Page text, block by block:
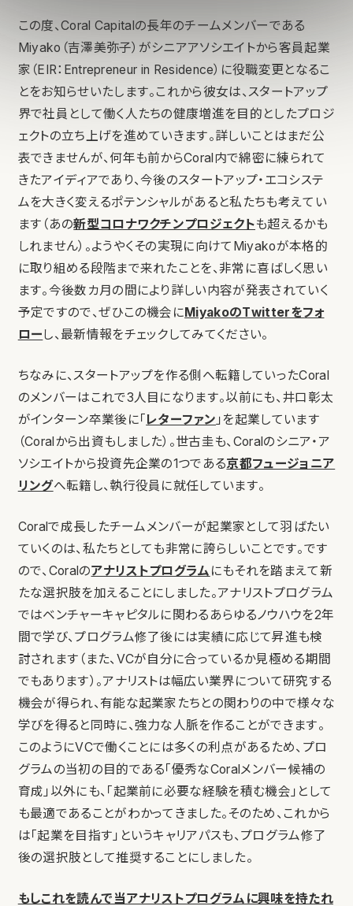
この度、Coral Capitalの長年のチームメンバーである
Miyako（吉澤美弥子）がシニアアソシエイトから客員起業
家（EIR：Entrepreneur in Residence）に役職変更となるこ
とをお知らせいたします。これから彼女は、スタートアップ
界で社員として働く人たちの健康増進を目的としたプロジ
ェクトの立ち上げを進めていきます。詳しいことはまだ公
表できませんが、何年も前からCoral内で綿密に練られて
きたアイディアであり、今後のスタートアップ・エコシステ
ムを大きく変えるポテンシャルがあると私たちも考えてい
ます（あの新型コロナワクチンプロジェクトも超えるかも
しれません）。ようやくその実現に向けてMiyakoが本格的
に取り組める段階まで来れたことを、非常に喜ばしく思い
ます。今後数カ月の間により詳しい内容が発表されていく
予定ですので、ぜひこの機会にMiyakoのTwitterをフォ
ローし、最新情報をチェックしてみてください。
ちなみに、スタートアップを作る側へ転籍していったCoral
のメンバーはこれで3人目になります。以前にも、井口彰太
がインターン卒業後に「レターファン 」を起業しています
（Coralから出資もしました）。世古圭も、Coralのシニア・ア
ソシエイトから投資先企業の1つである京都フュージョニア
リングへ転籍し、執行役員に就任しています。
Coralで成長したチームメンバーが起業家として羽ばたい
ていくのは、私たちとしても非常に誇らしいことです。です
ので、Coralのアナリストプログラム にもそれを踏まえて新
たな選択肢を加えることにしました。アナリストプログラム
ではベンチャーキャピタルに関わるあらゆるノウハウを2年
間で学び、プログラム修了後には実績に応じて昇進も検
討されます（また、VCが自分に合っているか見極める期間
でもあります）。アナリストは幅広い業界について研究する
機会が得られ、有能な起業家たちとの関わりの中で様々な
学びを得ると同時に、強力な人脈を作ることができます。
このようにVCで働くことには多くの利点があるため、プロ
グラムの当初の目的である「優秀なCoralメンバー候補の
育成」以外にも、「起業前に必要な経験を積む機会」として
も最適であることがわかってきました。そのため、これから
は「起業を目指す」というキャリアパスも、プログラム修了
後の選択肢として推奨することにしました。
もしこれを読んで当アナリストプログラムに興味を持たれ